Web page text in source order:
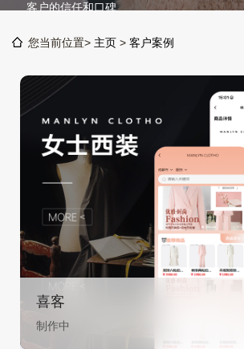
客户的信任和口碑
您当前位置> 主页 > 客户案例
喜客
制作中